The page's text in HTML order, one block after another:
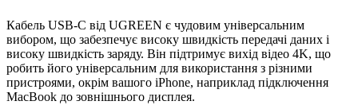
Кабель USB-C від UGREEN є чудовим універсальним
вибором, що забезпечує високу швидкість передачі даних і
високу швидкість заряду. Він підтримує вихід відео 4K, що
робить його універсальним для використання з різними
пристроями, окрім вашого iPhone, наприклад підключення
MacBook до зовнішнього дисплея.